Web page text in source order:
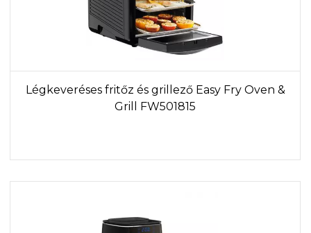
Légkeveréses fritőz és grillező Easy Fry Oven &
Grill FW501815